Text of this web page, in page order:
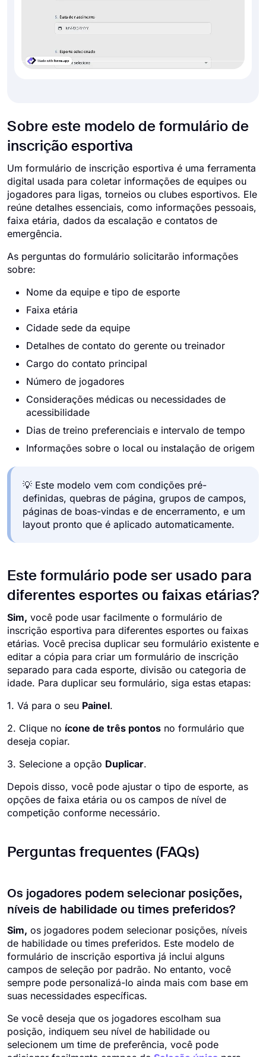
Sobre este modelo de formulário de
inscrição esportiva
Um formulário de inscrição esportiva é uma ferramenta
digital usada para coletar informações de equipes ou
jogadores para ligas, torneios ou clubes esportivos. Ele
reúne detalhes essenciais, como informações pessoais,
faixa etária, dados da escalação e contatos de
emergência.
As perguntas do formulário solicitarão informações
sobre:
Nome da equipe e tipo de esporte
Faixa etária
Cidade sede da equipe
Detalhes de contato do gerente ou treinador
Cargo do contato principal
Número de jogadores
Considerações médicas ou necessidades de
acessibilidade
Dias de treino preferenciais e intervalo de tempo
Informações sobre o local ou instalação de origem
💡 Este modelo vem com condições pré-
definidas, quebras de página, grupos de campos,
páginas de boas-vindas e de encerramento, e um
layout pronto que é aplicado automaticamente.
Este formulário pode ser usado para
diferentes esportes ou faixas etárias?
Sim, você pode usar facilmente o formulário de
inscrição esportiva para diferentes esportes ou faixas
etárias. Você precisa duplicar seu formulário existente e
editar a cópia para criar um formulário de inscrição
separado para cada esporte, divisão ou categoria de
idade. Para duplicar seu formulário, siga estas etapas:
1. Vá para o seu Painel.
2. Clique no ícone de três pontos no formulário que
deseja copiar.
3. Selecione a opção Duplicar.
Depois disso, você pode ajustar o tipo de esporte, as
opções de faixa etária ou os campos de nível de
competição conforme necessário.
Perguntas frequentes (FAQs)
Os jogadores podem selecionar posições,
níveis de habilidade ou times preferidos?
Sim, os jogadores podem selecionar posições, níveis
de habilidade ou times preferidos. Este modelo de
formulário de inscrição esportiva já inclui alguns
campos de seleção por padrão. No entanto, você
sempre pode personalizá-lo ainda mais com base em
suas necessidades específicas.
Se você deseja que os jogadores escolham sua
posição, indiquem seu nível de habilidade ou
selecionem um time de preferência, você pode